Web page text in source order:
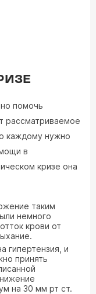
помочь
рассматриваемое
каждому нужно
в
кризе она
таким
немного
крови от
гипертензия, и
принять
на 30 мм рт ст.